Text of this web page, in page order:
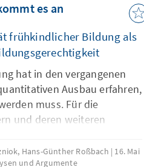
es an
frühkindlicher Bildung als
hat in den vergangenen
Ausbau erfahren,
muss. Für die
und deren weiteren
zentral. Sie stellt einen
Hans-Günther Roßbach
16. Mai
und Argumente